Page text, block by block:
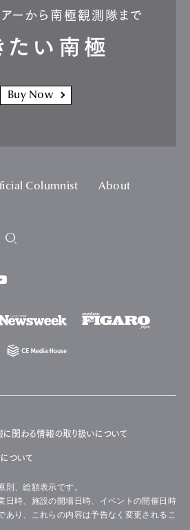
アーから南極観測隊まで
たい南極
Buy Now
Columnist
About
関わる情報の取り扱いについて
ついて
、総額表示です。
日時、施設の開場日時、イベントの開催日時
あり、これらの内容は予告なく変更されるこ